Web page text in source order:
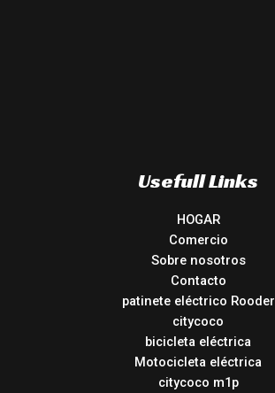
Usefull Links
HOGAR
Comercio
Sobre nosotros
Contacto
patinete eléctrico Rooder
citycoco
bicicleta eléctrica
Motocicleta eléctrica
citycoco m1p